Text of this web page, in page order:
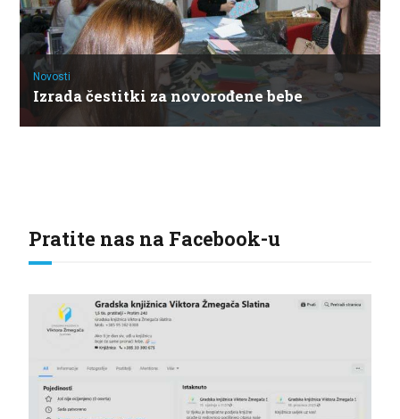
Novosti
Izrada čestitki za novorođene bebe
Pratite nas na Facebook-u